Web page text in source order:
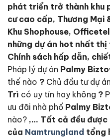
phát triển trở thành khu
cư cao cấp, Thương Mại
Khu Shophouse,
những dự án hot nhất thị
Chính sách hấp dẫn,
Pháp lý dự án Palmy
thế nào ? Chủ đầu tư dự án
Trì có uy tín hay không ?
ưu đãi nhà phố Palmy
nào? ,… Tất cả đều được
của Namtrungland tổng